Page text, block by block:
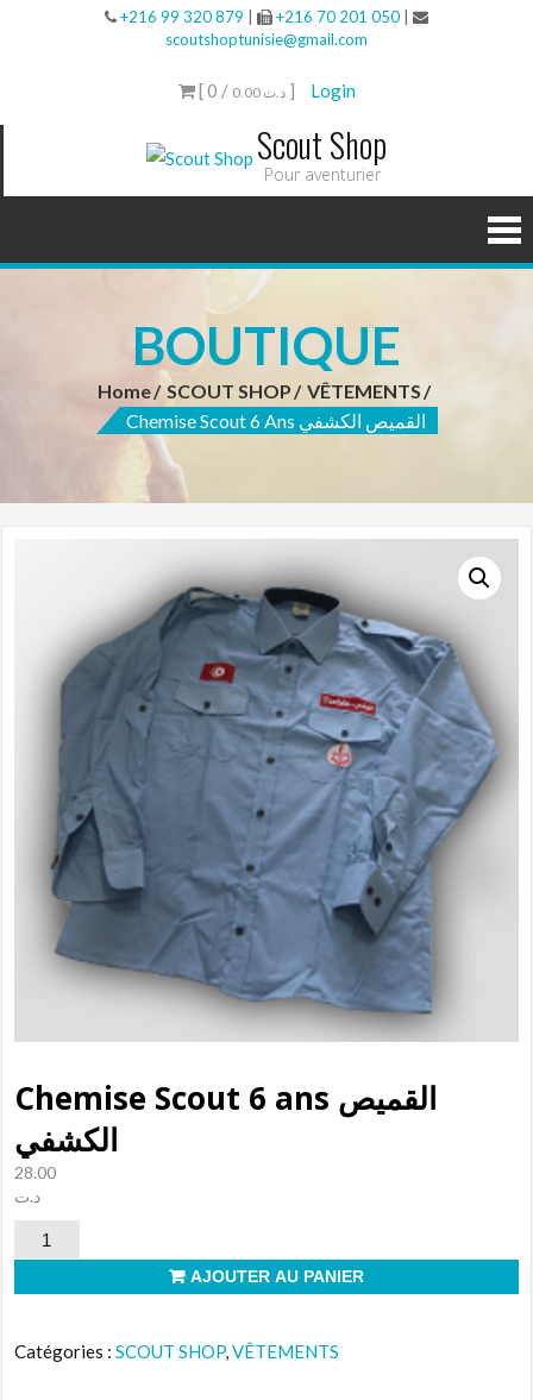
+216 99 320 879 +216 70 201 050
scoutshoptunisie@gmail.com
[ 0 / 0.00 د.ت] Login
Scout Shop
Pour aventurier
BOUTIQUE
Home SCOUT SHOP
VÊTEMENTS
Chemise Scout 6 Ans القميص الكشفي
Chemise Scout 6 ans القميص
الكشفي
28.00
د.ت
quantité
Chemise
6
AJOUTER AU PANIER
Catégories :SCOUT SHOP,VÊTEMENTS